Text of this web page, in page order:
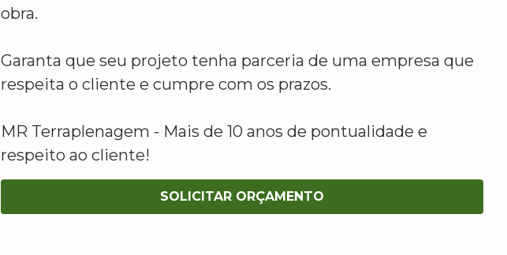
obra.
Garanta que seu projeto tenha parceria de uma empresa que
respeita o cliente e cumpre com os prazos.
MR Terraplenagem - Mais de 10 anos de pontualidade e
respeito ao cliente!
SOLICITAR ORÇAMENTO